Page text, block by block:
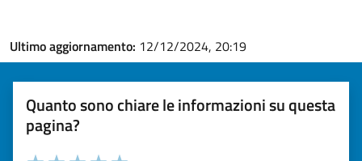
Ultimo aggiornamento: 12/12/2024, 20:19
Quanto sono chiare le informazioni su questa
pagina?
Valuta la chiarezza delle informazioni (da 1 a 5 stelle)